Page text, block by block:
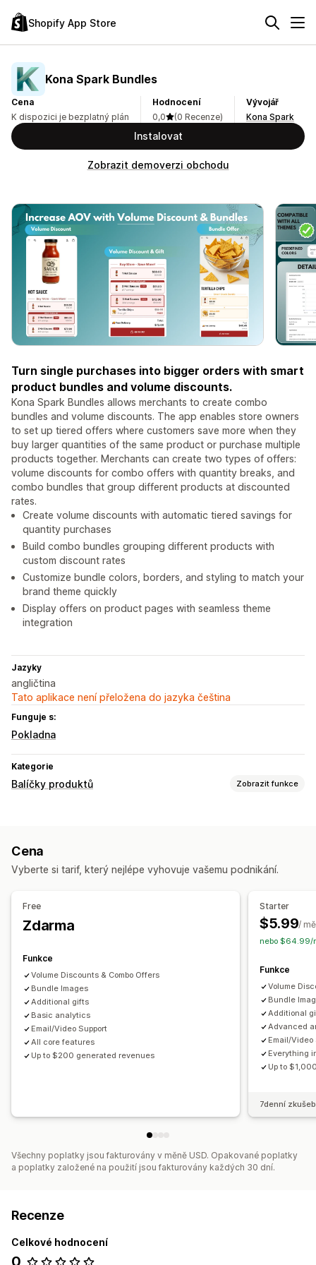
Shopify App Store
Kona Spark Bundles
Cena
K dispozici je bezplatný plán
Hodnocení
0,0
(0 Recenze)
Vývojář
Kona Spark
Instalovat
Zobrazit demoverzi obchodu
Turn single purchases into bigger orders with smart
product bundles and volume discounts.
Kona Spark Bundles allows merchants to create combo
bundles and volume discounts. The app enables store owners
to set up tiered offers where customers save more when they
buy larger quantities of the same product or purchase multiple
products together. Merchants can create two types of offers:
volume discounts for combo offers with quantity breaks, and
combo bundles that group different products at discounted
rates.
Create volume discounts with automatic tiered savings for
quantity purchases
Build combo bundles grouping different products with
custom discount rates
Customize bundle colors, borders, and styling to match your
brand theme quickly
Display offers on product pages with seamless theme
integration
Jazyky
angličtina
Tato aplikace není přeložena do jazyka čeština
Funguje s:
Pokladna
Kategorie
Balíčky produktů Zobrazit funkce
Cross-sellingové balíčky
Vlastní balíčky
Hromadné nacenění
Cena
Vyberte si tarif, který nejlépe vyhovuje vašemu podnikání.
Free
Zdarma
Funkce
Volume Discounts & Combo Offers
Bundle Images
Additional gifts
Basic analytics
Email/Video Support
All core features
Up to $200 generated revenues
Starter
$5.99/
nebo $64.99/
Funkce
Volume
Bundle
Additional
Advanced
Email/Video
Everything
Up to
7denní
Všechny poplatky jsou fakturovány v měně USD. Opakované poplatky
a poplatky založené na použití jsou fakturovány každých 30 dní.
Recenze
Celkové hodnocení